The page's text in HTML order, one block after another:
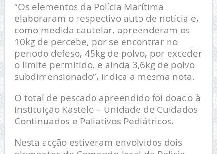
“Os elementos da Polícia Marítima
elaboraram o respectivo auto de notícia e,
como medida cautelar, apreenderam os
10kg de percebe, por se encontrar no
período defeso, 45kg de polvo, por exceder
o limite permitido, e ainda 3,6kg de polvo
subdimensionado”, indica a mesma nota.
O total de pescado apreendido foi doado à
instituição Kastelo – Unidade de Cuidados
Continuados e Paliativos Pediátricos.
Nesta acção estiveram envolvidos dois